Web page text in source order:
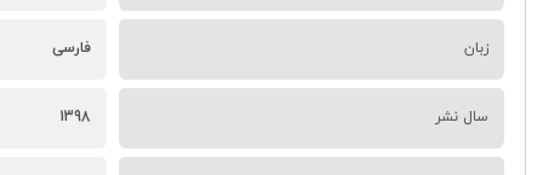
زبان فارسی
سال نشر 1398